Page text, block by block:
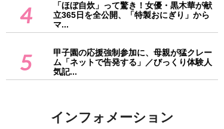
4
「ほぼ自炊」って驚き！女優・黒木華が献
立365日を全公開、「特製おにぎり」から
マ...
5
甲子園の応援強制参加に、母親が猛クレー
ム「ネットで告発する」／びっくり体験人
気記...
インフォメーション